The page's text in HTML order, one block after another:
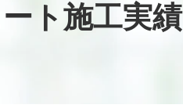
ト施工実績